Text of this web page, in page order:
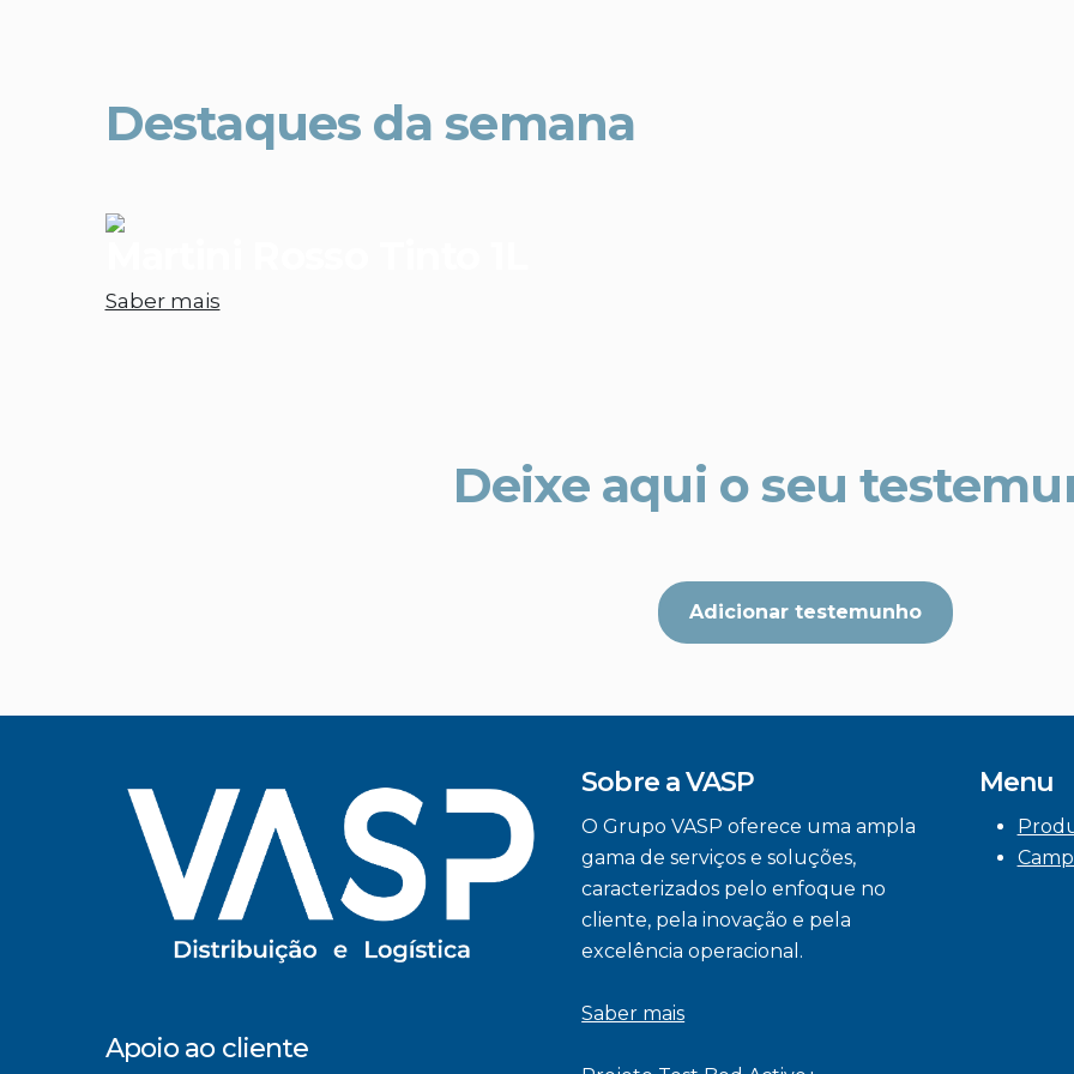
Destaques da semana
Saber mais
Deixe aqui o seu
Adicionar testemunho
Apoio ao cliente
Sobre a VASP
O Grupo VASP oferece uma ampla
gama de serviços e soluções,
caracterizados pelo enfoque no
cliente, pela inovação e pela
excelência operacional.
Saber mais
Menu